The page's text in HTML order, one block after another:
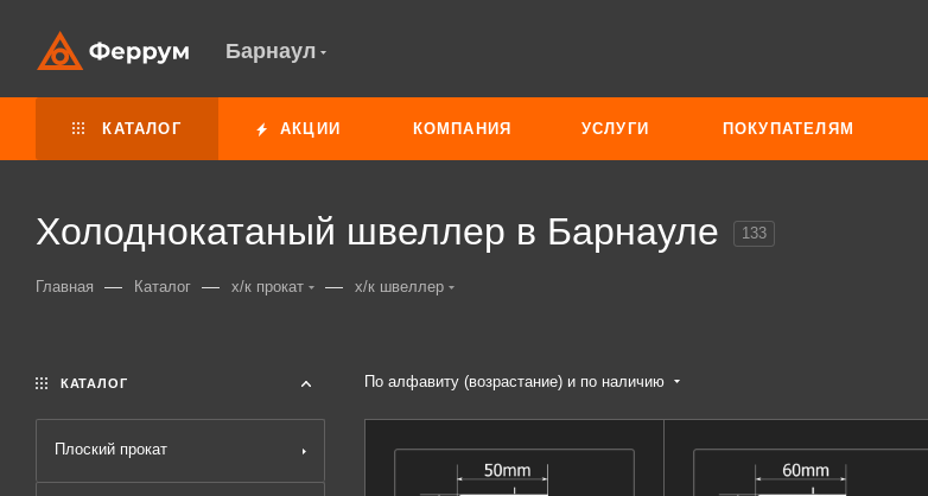
Барнаул
КАТАЛОГ АКЦИИ КОМПАНИЯ УСЛУГИ ПОКУПАТЕЛЯМ
Холоднокатаный швеллер в Барнауле 133
Главная — Каталог — х/к прокат — х/к швеллер
По алфавиту (возрастание) и по наличию
КАТАЛОГ
Плоский прокат